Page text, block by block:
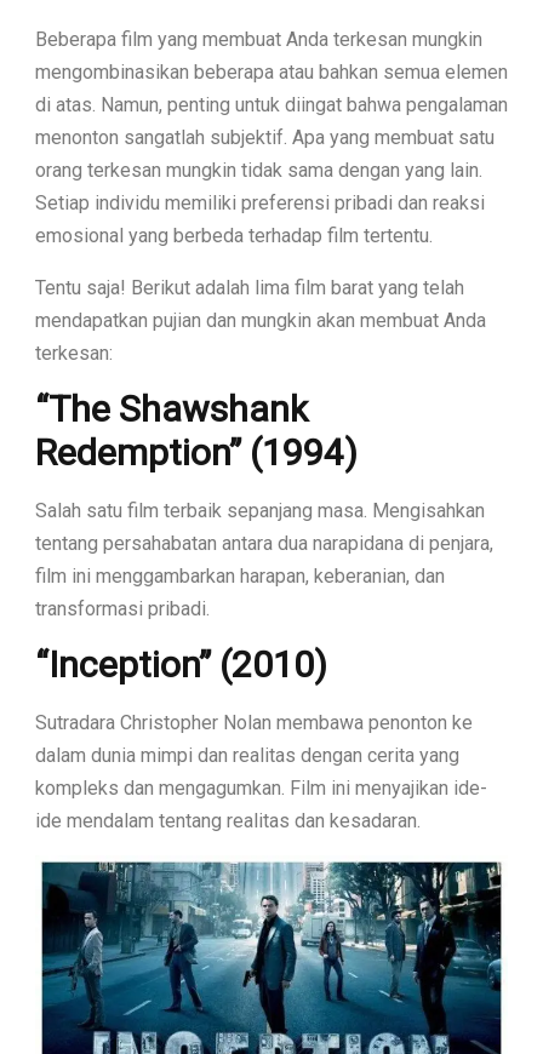
Beberapa film yang membuat Anda terkesan mungkin
mengombinasikan beberapa atau bahkan semua elemen
di atas. Namun, penting untuk diingat bahwa pengalaman
menonton sangatlah subjektif. Apa yang membuat satu
orang terkesan mungkin tidak sama dengan yang lain.
Setiap individu memiliki preferensi pribadi dan reaksi
emosional yang berbeda terhadap film tertentu.
Tentu saja! Berikut adalah lima film barat yang telah
mendapatkan pujian dan mungkin akan membuat Anda
terkesan:
“The Shawshank
Redemption” (1994)
Salah satu film terbaik sepanjang masa. Mengisahkan
tentang persahabatan antara dua narapidana di penjara,
film ini menggambarkan harapan, keberanian, dan
transformasi pribadi.
“Inception” (2010)
Sutradara Christopher Nolan membawa penonton ke
dalam dunia mimpi dan realitas dengan cerita yang
kompleks dan mengagumkan. Film ini menyajikan ide-
ide mendalam tentang realitas dan kesadaran.